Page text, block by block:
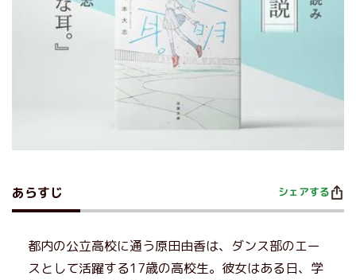
あらすじ シェアする
都内の公立高校に通う原田由香は、ダンス部のエー
スとして活躍する17歳の高校生。彼女はある日、学